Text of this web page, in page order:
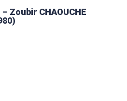
Zoubir CHAOUCHE